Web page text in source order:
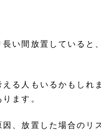
い間放置していると
る人もいるかもしれ
ます。
、放置した場合のリ